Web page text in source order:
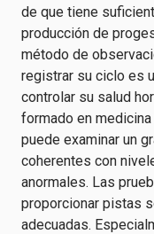
de que tiene
producción de
método de
registrar su ciclo es
controlar su salud
formado en
puede examinar un
coherentes con
anormales. Las
proporcionar pistas
adecuadas.